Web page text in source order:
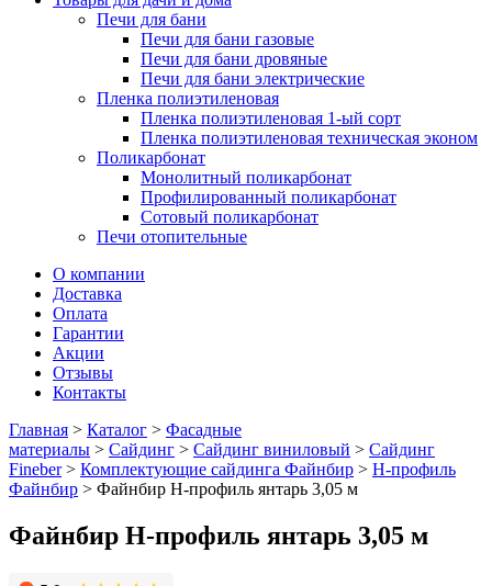
Печи для бани
Печи для бани газовые
Печи для бани дровяные
Печи для бани электрические
Пленка полиэтиленовая
Пленка полиэтиленовая 1-ый сорт
Пленка полиэтиленовая техническая эконом
Поликарбонат
Монолитный поликарбонат
Профилированный поликарбонат
Сотовый поликарбонат
Печи отопительные
О компании
Доставка
Оплата
Гарантии
Акции
Отзывы
Контакты
Главная > Каталог > Фасадные
материалы > Сайдинг > Сайдинг виниловый > Сайдинг
Fineber> Комплектующие сайдинга Файнбир > Н-профиль
Файнбир > Файнбир H-профиль янтарь 3,05 м
Файнбир H-профиль янтарь 3,05 м